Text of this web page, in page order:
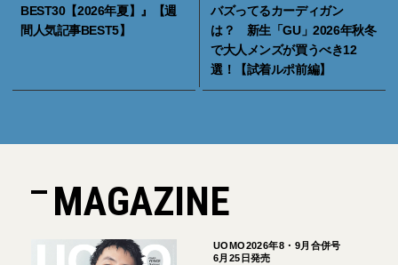
BEST30【2026年夏】』【週
間人気記事BEST5】
バズってるカーディガン
は？ 新生「GU」2026年秋冬
で大人メンズが買うべき12
選！【試着ルポ前編】
MAGAZINE
UOMO2026年8・9月合併号
6月25日発売